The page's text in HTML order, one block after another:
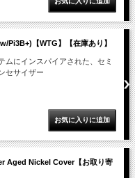
【WTG】【在庫あり】
ムにインスパイアされた、セミ
セサイザー
Aged Nickel Cover【お取り寄